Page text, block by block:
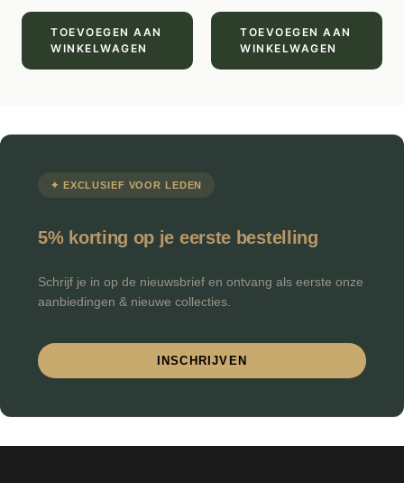
TOEVOEGEN AAN
WINKELWAGEN
TOEVOEGEN AAN
WINKELWAGEN
✦ EXCLUSIEF VOOR LEDEN
5% korting op je eerste bestelling
Schrijf je in op de nieuwsbrief en ontvang als eerste onze
aanbiedingen & nieuwe collecties.
INSCHRIJVEN